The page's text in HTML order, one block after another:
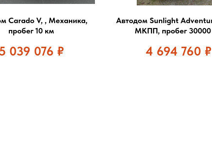
Carado V, , Механика,
пробег 10 км
039 076 ₽
Автодом Sunlight
МКПП, пробег
4 694 760 ₽